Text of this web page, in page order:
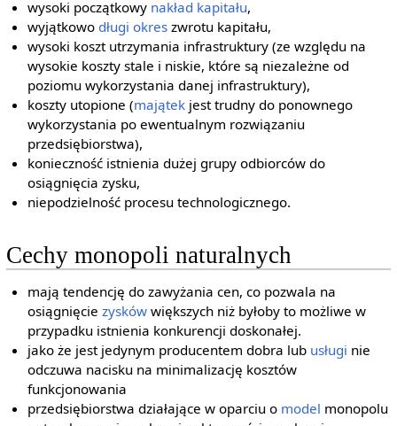
wysoki początkowy nakład kapitału,
wyjątkowo długi okres zwrotu kapitału,
wysoki koszt utrzymania infrastruktury (ze względu na
wysokie koszty stale i niskie, które są niezależne od
poziomu wykorzystania danej infrastruktury),
koszty utopione (majątek jest trudny do ponownego
wykorzystania po ewentualnym rozwiązaniu
przedsiębiorstwa),
konieczność istnienia dużej grupy odbiorców do
osiągnięcia zysku,
niepodzielność procesu technologicznego.
Cechy monopoli naturalnych
mają tendencję do zawyżania cen, co pozwala na
osiągnięciezysków większych niż byłoby to możliwe w
przypadku istnienia konkurencji doskonałej.
jako że jest jedynym producentem dobra lub usługi nie
odczuwa nacisku na minimalizację kosztów
funkcjonowania
przedsiębiorstwa działające w oparciu o model monopolu